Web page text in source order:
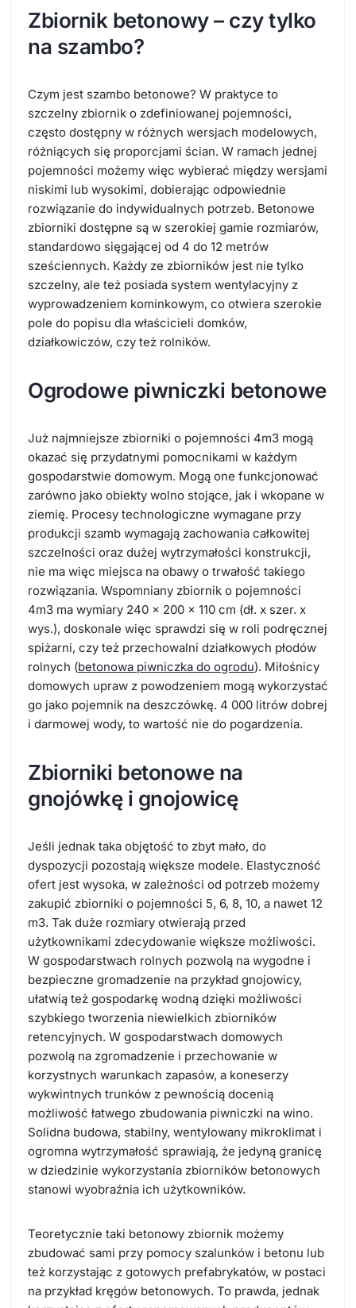
Zbiornik betonowy – czy tylko
na szambo?
Czym jest szambo betonowe? W praktyce to
szczelny zbiornik o zdefiniowanej pojemności,
często dostępny w różnych wersjach modelowych,
różniących się proporcjami ścian. W ramach jednej
pojemności możemy więc wybierać między wersjami
niskimi lub wysokimi, dobierając odpowiednie
rozwiązanie do indywidualnych potrzeb. Betonowe
zbiorniki dostępne są w szerokiej gamie rozmiarów,
standardowo sięgającej od 4 do 12 metrów
sześciennych. Każdy ze zbiorników jest nie tylko
szczelny, ale też posiada system wentylacyjny z
wyprowadzeniem kominkowym, co otwiera szerokie
pole do popisu dla właścicieli domków,
działkowiczów, czy też rolników.
Ogrodowe piwniczki betonowe
Już najmniejsze zbiorniki o pojemności 4m3 mogą
okazać się przydatnymi pomocnikami w każdym
gospodarstwie domowym. Mogą one funkcjonować
zarówno jako obiekty wolno stojące, jak i wkopane w
ziemię. Procesy technologiczne wymagane przy
produkcji szamb wymagają zachowania całkowitej
szczelności oraz dużej wytrzymałości konstrukcji,
nie ma więc miejsca na obawy o trwałość takiego
rozwiązania. Wspomniany zbiornik o pojemności
4m3 ma wymiary 240 x 200 x 110 cm (dł. x szer. x
wys.), doskonale więc sprawdzi się w roli podręcznej
spiżarni, czy też przechowalni działkowych płodów
rolnych (betonowa piwniczka do ogrodu). Miłośnicy
domowych upraw z powodzeniem mogą wykorzystać
go jako pojemnik na deszczówkę. 4 000 litrów dobrej
i darmowej wody, to wartość nie do pogardzenia.
Zbiorniki betonowe na
gnojówkę i gnojowicę
Jeśli jednak taka objętość to zbyt mało, do
dyspozycji pozostają większe modele. Elastyczność
ofert jest wysoka, w zależności od potrzeb możemy
zakupić zbiorniki o pojemności 5, 6, 8, 10, a nawet 12
m3. Tak duże rozmiary otwierają przed
użytkownikami zdecydowanie większe możliwości.
W gospodarstwach rolnych pozwolą na wygodne i
bezpieczne gromadzenie na przykład gnojowicy,
ułatwią też gospodarkę wodną dzięki możliwości
szybkiego tworzenia niewielkich zbiorników
retencyjnych. W gospodarstwach domowych
pozwolą na zgromadzenie i przechowanie w
korzystnych warunkach zapasów, a koneserzy
wykwintnych trunków z pewnością docenią
możliwość łatwego zbudowania piwniczki na wino.
Solidna budowa, stabilny, wentylowany mikroklimat i
ogromna wytrzymałość sprawiają, że jedyną granicę
w dziedzinie wykorzystania zbiorników betonowych
stanowi wyobraźnia ich użytkowników.
Teoretycznie taki betonowy zbiornik możemy
zbudować sami przy pomocy szalunków i betonu lub
też korzystając z gotowych prefabrykatów, w postaci
na przykład kręgów betonowych. To prawda, jednak